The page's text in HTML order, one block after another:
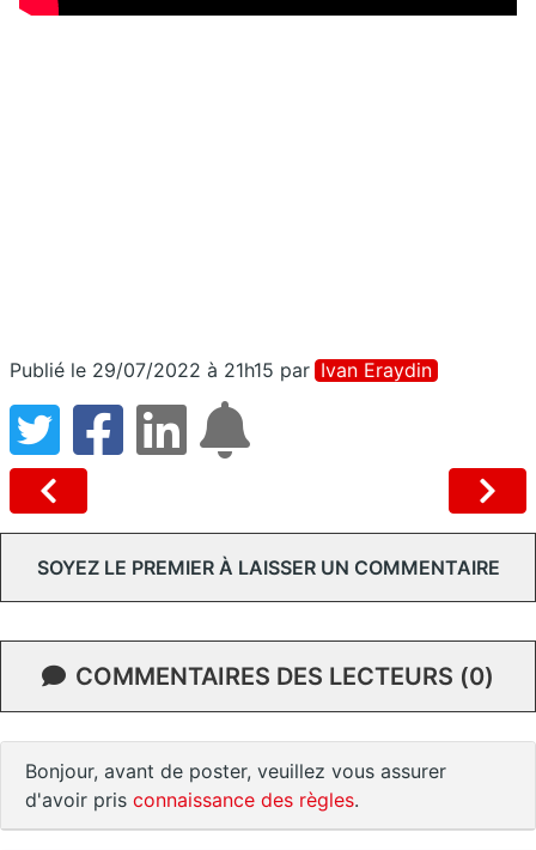
Publié le 29/07/2022 à 21h15 par Ivan Eraydin
SOYEZ LE PREMIER À LAISSER UN COMMENTAIRE
COMMENTAIRES DES LECTEURS (0)
Bonjour, avant de poster, veuillez vous assurer
d'avoir pris connaissance des règles.